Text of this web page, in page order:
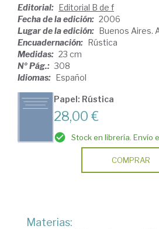
Editorial: Editorial B de f
Fecha de la edición: 2006
Lugar de la edición: Buenos Aires.
Encuadernación: Rústica
Medidas: 23 cm
Nº Pág.: 308
Idiomas: Español
Papel: Rústica
28,00 €
Stock en librería. Envío
COMPRAR
Materias: